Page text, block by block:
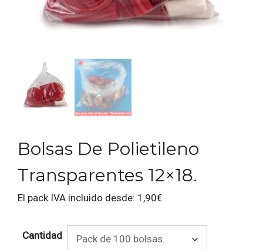
Bolsas De Polietileno
Transparentes 12×18.
El pack IVA incluido desde: 1,90€
Cantidad